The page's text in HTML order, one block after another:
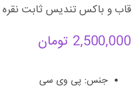
قاب و باکس تندیس ثابت نقره
2,500,000 تومان
جنس: پی وی سی